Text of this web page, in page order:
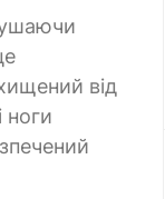
від
ноги